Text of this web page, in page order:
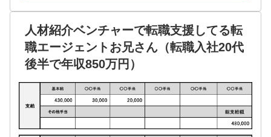
人材紹介ベンチャーで転職支援してる転
職エージェントお兄さん（転職入社20代
後半で年収850万円）